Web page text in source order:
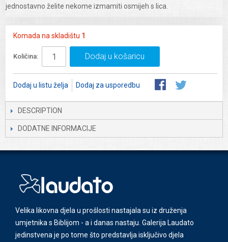
jednostavno želite nekome izmamiti osmijeh s lica.
Komada na skladištu 1
Količina: Dodaj u košaricu
Dodaj u listu želja Dodaj za usporedbu
DESCRIPTION
DODATNE INFORMACIJE
Velika likovna djela u prošlosti nastajala su iz druženja
umjetnika s Biblijom - a i danas nastaju. Galerija Laudato
jedinstvena je po tome što predstavlja isključivo djela